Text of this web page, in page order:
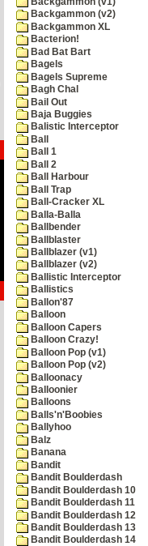
Backgammon (v2)
Backgammon XL
Bacterion!
Bad Bat Bart
Bagels
Bagels Supreme
Bagh Chal
Bail Out
Baja Buggies
Balistic Interceptor
Ball
Ball 1
Ball 2
Ball Harbour
Ball Trap
Ball-Cracker XL
Balla-Balla
Ballbender
Ballblaster
Ballblazer (v1)
Ballblazer (v2)
Ballistic Interceptor
Ballistics
Ballon'87
Balloon
Balloon Capers
Balloon Crazy!
Balloon Pop (v1)
Balloon Pop (v2)
Balloonacy
Balloonier
Balloons
Balls'n'Boobies
Ballyhoo
Balz
Banana
Bandit
Bandit Boulderdash
Bandit Boulderdash 10
Bandit Boulderdash 11
Bandit Boulderdash 12
Bandit Boulderdash 13
Bandit Boulderdash 14